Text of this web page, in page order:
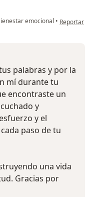
emocional • en opinión
Reportar
palabras y por la
mí durante tu
encontraste un
y
y el
paso de tu
una vida
Gracias por